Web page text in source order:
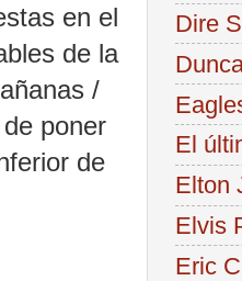
en el
de la
/
poner
de
Dire
El
Elton
Elvis
Eric